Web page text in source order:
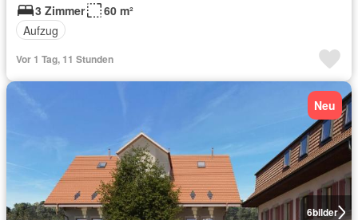
3 Zimmer
60 m²
Aufzug
Vor 1 Tag, 11 Stunden
6bilder
Neu